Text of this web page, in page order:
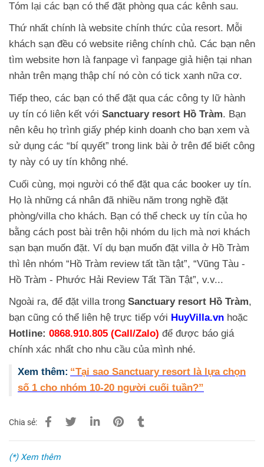
Tóm lại các bạn có thể đặt phòng qua các kênh sau.
Thứ nhất chính là website chính thức của resort. Mỗi
khách sạn đều có website riêng chính chủ. Các bạn nên
tìm website hơn là fanpage vì fanpage giả hiện tại nhan
nhản trên mạng thập chí nó còn có tick xanh nữa cơ.
Tiếp theo, các bạn có thể đặt qua các công ty lữ hành
uy tín có liên kết với Sanctuary resort Hồ Tràm. Bạn
nên kêu họ trình giấy phép kinh doanh cho bạn xem và
sử dụng các “bí quyết” trong link bài ở trên để biết công
ty này có uy tín không nhé.
Cuối cùng, mọi người có thể đặt qua các booker uy tín.
Họ là những cá nhân đã nhiều năm trong nghề đặt
phòng/villa cho khách. Bạn có thể check uy tín của họ
bằng cách post bài trên hội nhóm du lịch mà nơi khách
sạn bạn muốn đặt. Ví dụ bạn muốn đặt villa ở Hồ Tràm
thì lên nhóm “Hồ Tràm review tất tần tật”, “Vũng Tàu -
Hồ Tràm - Phước Hải Review Tất Tần Tật”, v.v...
Ngoài ra, để đặt villa trong Sanctuary resort Hồ Tràm,
bạn cũng có thể liên hệ trực tiếp với HuyVilla.vn hoặc
Hotline: 0868.910.805 (Call/Zalo) để được báo giá
chính xác nhất cho nhu cầu của mình nhé.
Xem thêm: “Tại sao Sanctuary resort là lựa chọn
số 1 cho nhóm 10-20 người cuối tuần?”
Chia sẻ:
(*) Xem thêm